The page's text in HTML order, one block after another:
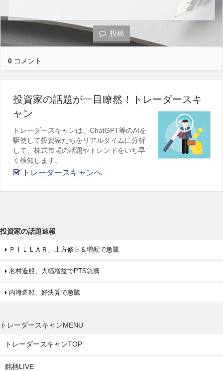
投稿
0 コメント
投資家の話題が一目瞭然！トレーダースキ
ャン
トレーダースキャンは、ChatGPT等のAIを
駆使して投資家たちをリアルタイムに分析
して、株式市場の話題やトレンドをいち早
く検知します。
トレーダースキャンへ
投資家の話題速報
ＰＩＬＬＡＲ、上方修正＆増配で急騰
名村造船、大幅増益でPTS急騰
内海造船、好決算で急騰
トレーダースキャンMENU
トレーダースキャンTOP
銘柄LIVE